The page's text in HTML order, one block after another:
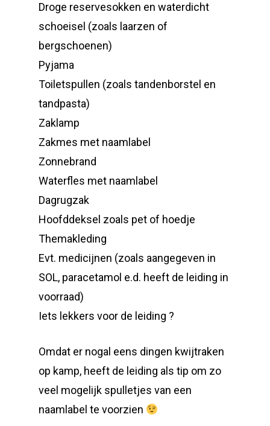
Droge reservesokken en waterdicht
schoeisel (zoals laarzen of
bergschoenen)
Pyjama
Toiletspullen (zoals tandenborstel en
tandpasta)
Zaklamp
Zakmes met naamlabel
Zonnebrand
Waterfles met naamlabel
Dagrugzak
Hoofddeksel zoals pet of hoedje
Themakleding
Evt. medicijnen (zoals aangegeven in
SOL, paracetamol e.d. heeft de leiding in
voorraad)
Iets lekkers voor de leiding ?
Omdat er nogal eens dingen kwijtraken
op kamp, heeft de leiding als tip om zo
veel mogelijk spulletjes van een
naamlabel te voorzien